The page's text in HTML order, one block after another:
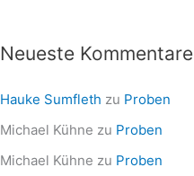
Neueste Kommentare
Hauke Sumfleth zu Proben
Michael Kühne zu Proben
Michael Kühne zu Proben